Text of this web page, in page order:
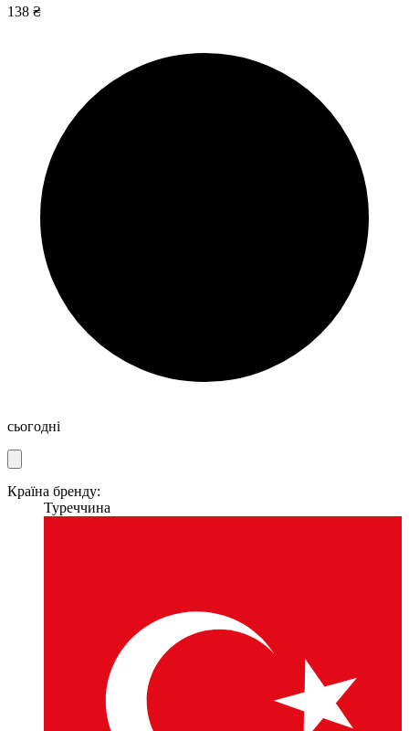
138 ₴
сьогодні
Країна бренду:
Туреччина